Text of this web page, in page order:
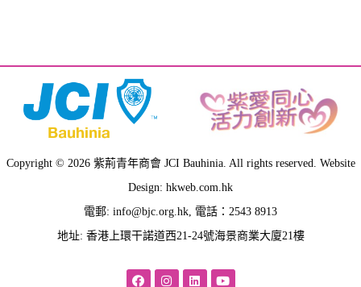
Copyright © 2026 紫荊青年商會 JCI Bauhinia. All rights reserved. Website
Design: hkweb.com.hk
電郵: info@bjc.org.hk , 電話：2543 8913
地址: 香港上環干諾道西21-24號海景商業大廈21樓